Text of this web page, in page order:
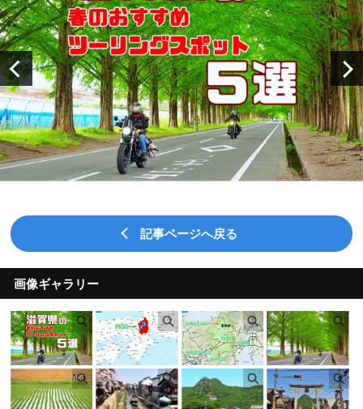
記事ページへ戻る
画像ギャラリー